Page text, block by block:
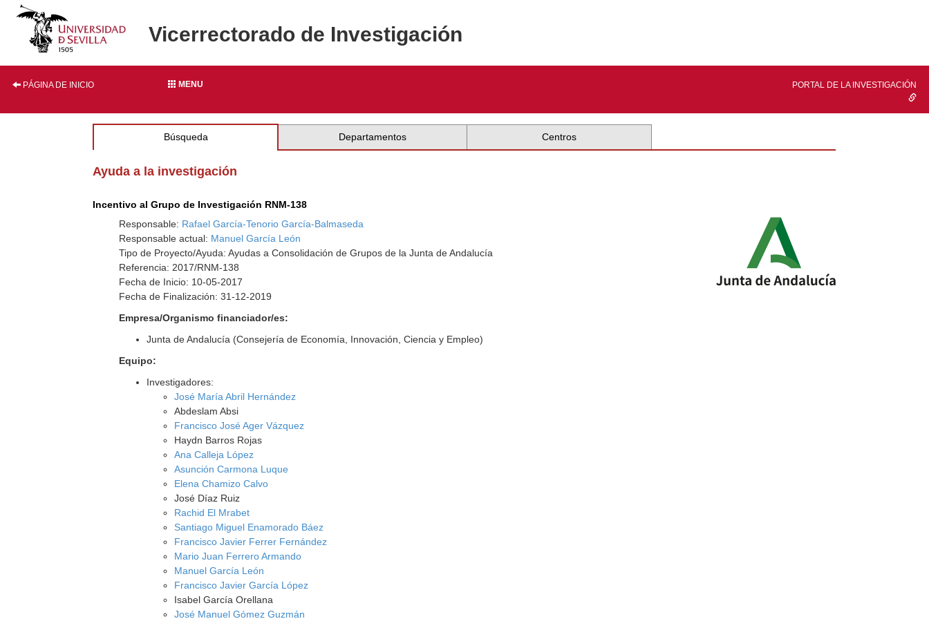
Vicerrectorado de Investigación
PÁGINA DE INICIO MENU PORTAL DE LA INVESTIGACIÓN
Búsqueda Departamentos Centros
Ayuda a la investigación
Incentivo al Grupo de Investigación RNM-138
Responsable: Rafael García-Tenorio García-Balmaseda
Responsable actual: Manuel García León
Tipo de Proyecto/Ayuda: Ayudas a Consolidación de Grupos de la Junta de Andalucía
Referencia: 2017/RNM-138
Fecha de Inicio: 10-05-2017
Fecha de Finalización: 31-12-2019
Empresa/Organismo financiador/es:
Junta de Andalucía (Consejería de Economía, Innovación, Ciencia y Empleo)
Equipo:
Investigadores:
José María Abril Hernández
Abdeslam Absi
Francisco José Ager Vázquez
Haydn Barros Rojas
Ana Calleja López
Asunción Carmona Luque
Elena Chamizo Calvo
José Díaz Ruiz
Rachid El Mrabet
Santiago Miguel Enamorado Báez
Francisco Javier Ferrer Fernández
Mario Juan Ferrero Armando
Manuel García León
Francisco Javier García López
Isabel García Orellana
José Manuel Gómez Guzmán